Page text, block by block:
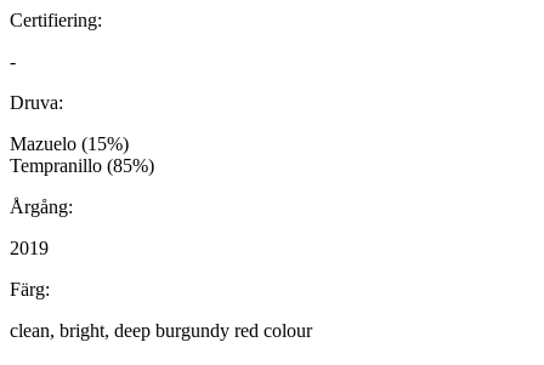
Certifiering:
-
Druva:
Mazuelo (15%)
Tempranillo (85%)
Årgång:
2019
Färg:
clean, bright, deep burgundy red colour